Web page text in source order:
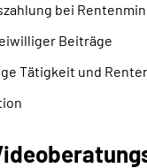
bei
Beiträge
Tätigkeit und